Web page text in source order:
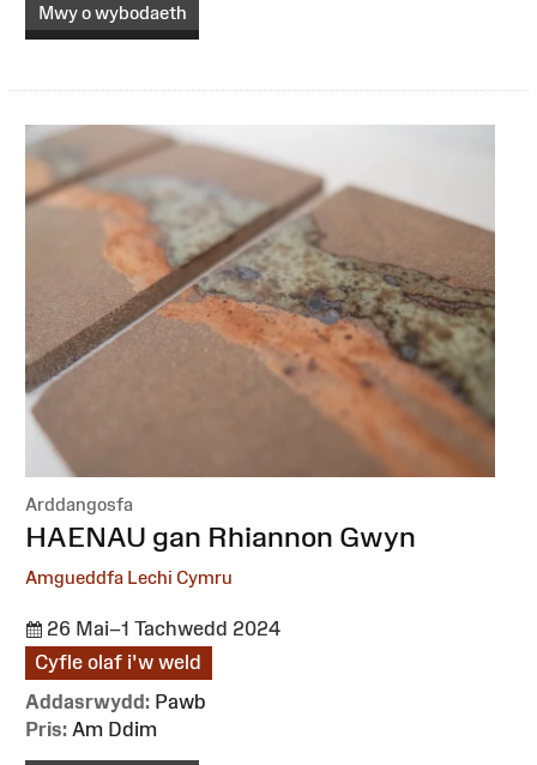
Mwy o wybodaeth
Arddangosfa
:HAENAU gan Rhiannon Gwyn
Amgueddfa Lechi Cymru
26 Mai–1 Tachwedd 2024
Cyfle olaf i'w weld
Addasrwydd: Pawb
Pris: Am Ddim